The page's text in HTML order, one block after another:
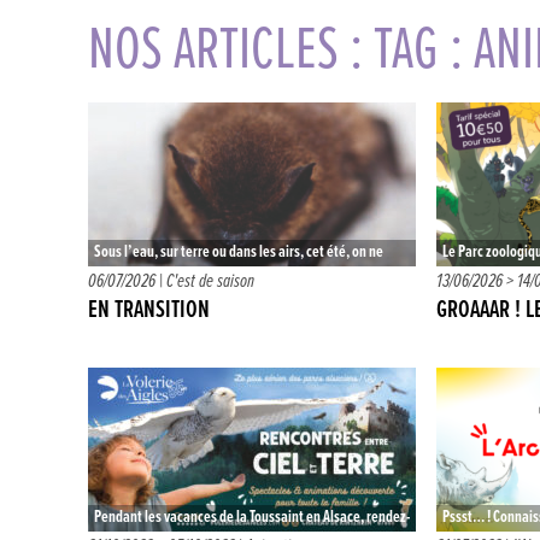
NOS ARTICLES : TAG :
Sous l’eau, sur terre ou dans les airs, cet été, on ne
choisit pas, on sera des oiseaux à écailles,…
06/07/2026 |C'est de saison
EN TRANSITION
Le Parc
invite à
dessinée.
13/06/2026 >
GROAAAR !
Pendant les vacances de la Toussaint en Alsace, rendez-
Pssst… !